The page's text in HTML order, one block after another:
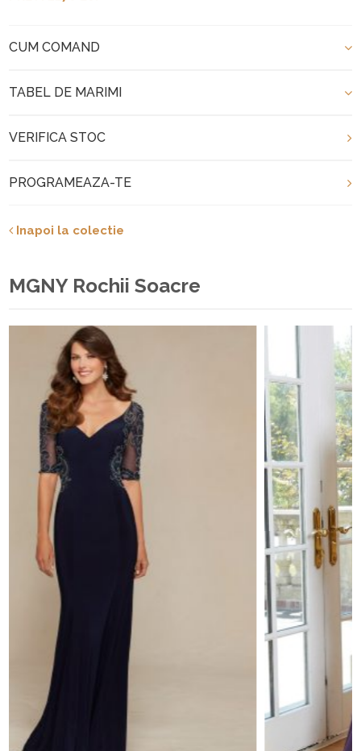
CUM COMAND
TABEL DE MARIMI
VERIFICA STOC
PROGRAMEAZA-TE
Inapoi la colectie
MGNY Rochii Soacre